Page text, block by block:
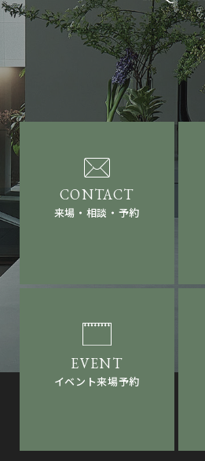
来場・相談・予約
イベント来場予約